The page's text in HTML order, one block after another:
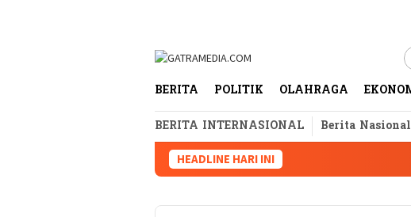
BERITA POLITIK OLAHRAGA
BERITA INTERNASIONAL Berita Nasional
HEADLINE HARI INI